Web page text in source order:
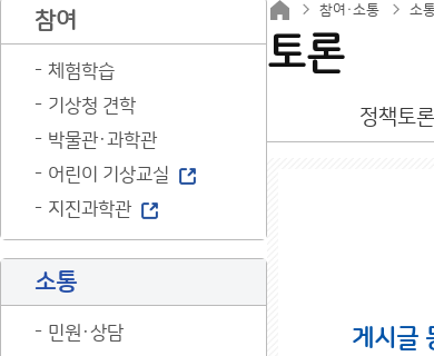
참여
체험학습
기상청 견학
박물관·과학관
어린이 기상교실
지진과학관
소통
민원·상담
참여·소통 소
토론
정책토론
게시글